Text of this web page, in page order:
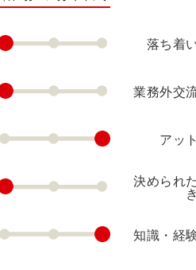
落ち着
業務外交
アッ
決められ
知識・経